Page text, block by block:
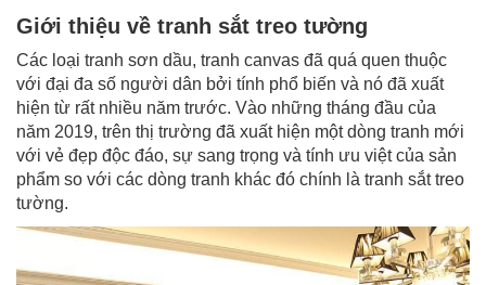
Giới thiệu về tranh sắt treo tường
Các loại tranh sơn dầu, tranh canvas đã quá quen thuộc
với đại đa số người dân bởi tính phổ biến và nó đã xuất
hiện từ rất nhiều năm trước. Vào những tháng đầu của
năm 2019, trên thị trường đã xuất hiện một dòng tranh mới
với vẻ đẹp độc đáo, sự sang trọng và tính ưu việt của sản
phẩm so với các dòng tranh khác đó chính là tranh sắt treo
tường.